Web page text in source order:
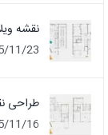
نقشه
11/23
طراحی نقشه ویلا 2026 |
11/16